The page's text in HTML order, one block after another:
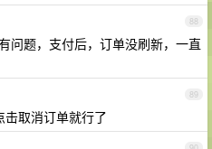
88
问题，支付后，订单没刷新，一直
89
击取消订单就行了